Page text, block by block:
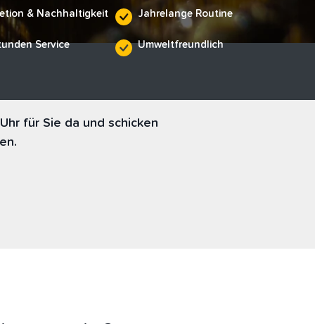
& Nachhaltigkeit
Service
Jahrelange Routine
Umweltfreundlich
für Sie da und schicken